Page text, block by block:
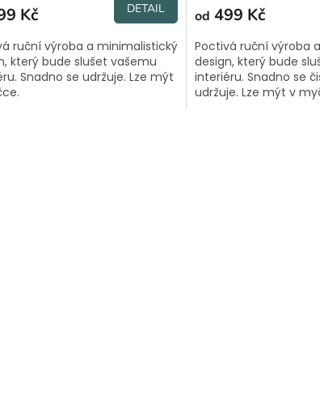
Kč DETAIL
ruční výroba a minimalistický
který bude slušet vašemu
Snadno se udržuje. Lze mýt
od 499 Kč
Poctivá ruční výroba
design, který bude
interiéru. Snadno se
udržuje. Lze mýt v